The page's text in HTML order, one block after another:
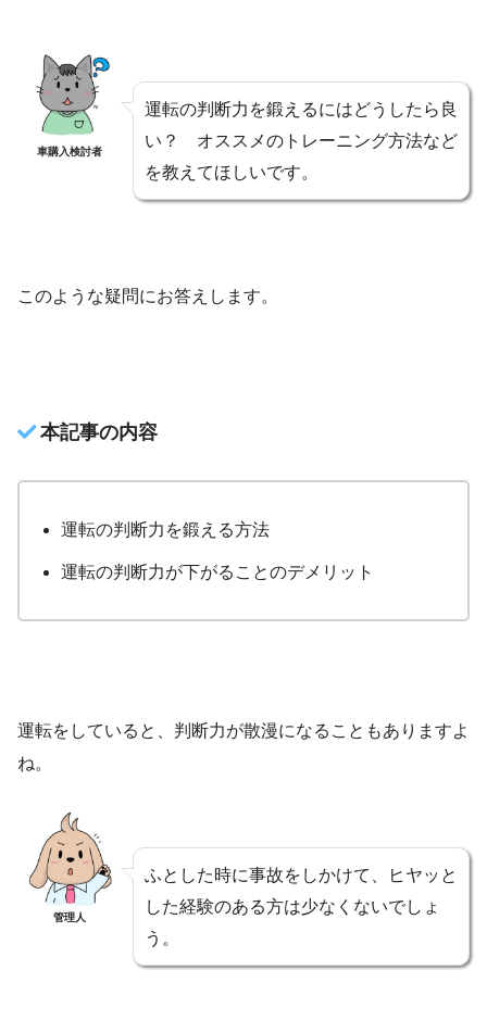
車購入検討者
運転の判断力を鍛えるにはどうしたら良
い？ オススメのトレーニング方法など
を教えてほしいです。
このような疑問にお答えします。
本記事の内容
運転の判断力を鍛える方法
運転の判断力が下がることのデメリット
運転をしていると、判断力が散漫になることもありますよ
ね。
管理人
ふとした時に事故をしかけて、ヒヤッと
した経験のある方は少なくないでしょ
う。